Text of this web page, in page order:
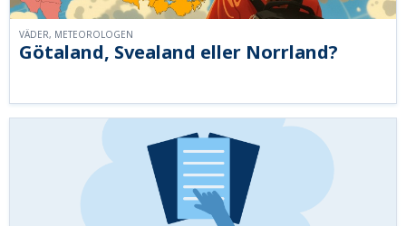
Götaland, Svealand eller Norrland?
VÄDER, METEOROLOGEN